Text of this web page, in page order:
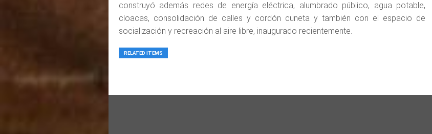
construyó además redes de energía eléctrica, alumbrado público, agua potable,
cloacas, consolidación de calles y cordón cuneta y también con el espacio de
socialización y recreación al aire libre, inaugurado recientemente.
RELATED ITEMS